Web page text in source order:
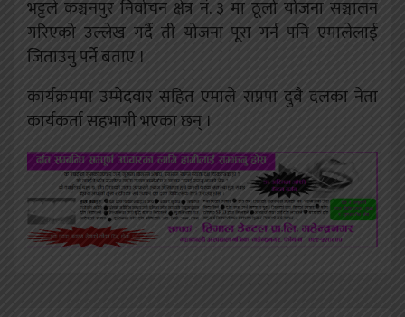
भट्टले कञ्चनपुर निर्वाचन क्षेत्र नं. ३ मा ठूलो योजना सञ्चालन
गरिएको उल्लेख गर्दै ती योजना पूरा गर्न पनि एमालेलाई
जिताउनु पर्ने बताए ।
कार्यक्रममा उम्मेदवार सहित एमाले राप्रपा दुबै दलका नेता
कार्यकर्ता सहभागी भएका छन् ।